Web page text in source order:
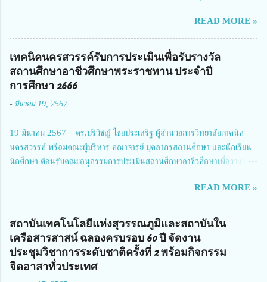
สมาคมวิศวกรรมชีวการแพทย์ไทย จัดการประชุมเผยแพร่ผลการดำเนินงาน
โครงการการวิจัยเชิงปฏิบัติการโดยบูรณาการทุกภาคส่วน เพื่อลดอุบัติเหตุและ
การเสียชีวิตให้สอดคล้องกับเป้าหมายแผนแม่บทฉบับที่ 5 ในวันที่ 22 มีนาคม
2567 โดยมี ดร.วิภารัตน์ ดีอ่อง ผู้อำนวยการสำนักงานการวิจัยแห่งชาติ เป็น
ประธานในพิธีเปิดพร้อมให้นโยบายการผลักดันงานวิจัยเพื่อความปลอดภัยทาง
การประชุมในครั้งนี้ นางสาวสตตกมล เกียรติพานิช ผู้อำนวยการกองบริหารทุน
Richmond Stylish Convention Hotel จังหวัดนนทบุรี ดร.วิภารัตน์ ดีอ่อง
ผู้อำนวยการสำนักงานการวิจัยแห่งชาติ กล่าวว่า วช. ในฐานะหน่วยงานบริหาร
จัดการทุนวิจัยและนวัตกรรมได้เล็งเห็นถึงความสำคัญของกา...
READ MORE »
เทคนิคนครสวรรค์รับการประเมินเพื่อรับรางวัล
สถานศึกษาอาชีวศึกษาพระราชทาน ประจำปี
การศึกษา 2666
- มีนาคม 19, 2567
19 มีนาคม 2567 ดร.ปริวิชญ์ ไชยประเสริฐ ผู้อำนวยการวิทยาลัยเทคนิค
นครสวรรค์ พร้อมคณะผู้บริหาร คณาจารย์ บุคลากรสถานศึกษา และนักเรียน
นักศึกษา ต้อนรับคณะอนุกรรมการประเมินสถานศึกษาอาชีวศึกษาเพื่อรางวัล
นายจักรภพ เนวะมาตย์ ผู้อำนวยการวิทยาลัยเทคนิคตาก ประธานคณะอนุกร
รมการฯ 1.นายวณิชา คณะใน ผู้ทรงคุณวุฒิ 2.นายภัทธาวุธ โพธา ผู้อำนวย
การวิทยาลัยสารพัดช่างกำแพงเพชร 3.นางสาวหัตถาภรณ์ เสาร์เรือน ผู้อำนวย
การวิทยาลัยการอาชีพบ้านตาก 4.นางเพ็ญศรี ขุนทอง ผู้อำนวยการวิทยาลัย
การอาชีพรัตนประสิทธิ์วิทย์ 5.นายธเนศ คงวังทอง ผู้อำนวยการวิทยาลัย
เกษตรและเทคโนโลยีพิจิตร 6.นายชัยณรงค์ คชมาตย์ ผู้อำนวยการวิทยาลัย
READ MORE »
สถาบันเทคโนโลยีแห่งสุวรรณภูมิและสถาบันใน
เครือสารสาสน์ ฉลองครบรอบ 60 ปี จัดงาน
ประชุมวิชาการระดับชาติครั้งที่ 2 พร้อมกิจกรรม
จิตอาสาทั่วประเทศ